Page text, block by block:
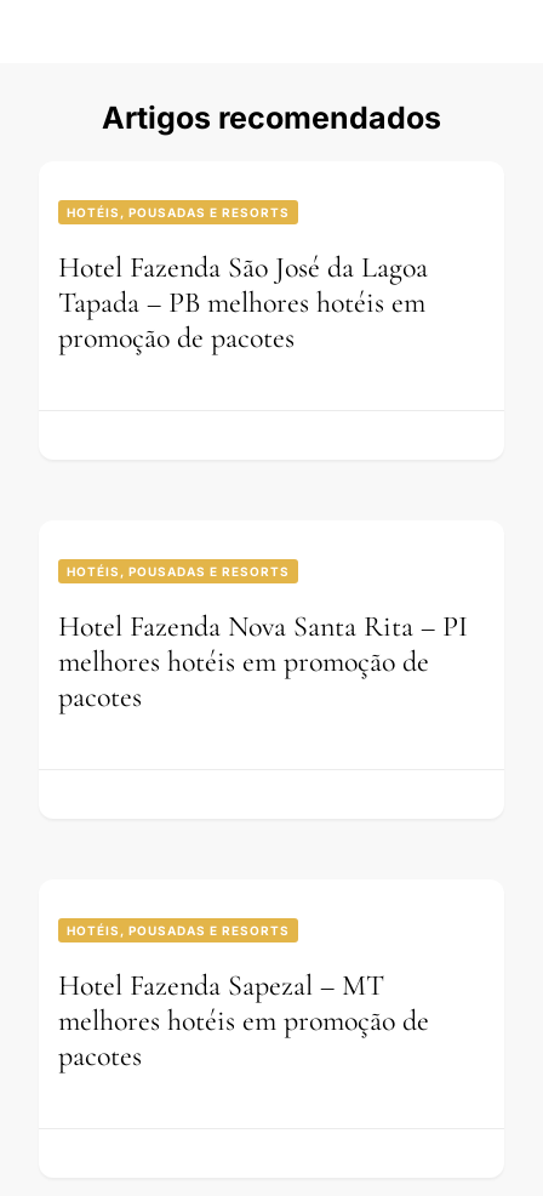
Artigos recomendados
HOTÉIS, POUSADAS E RESORTS
Hotel Fazenda São José da Lagoa
Tapada – PB melhores hotéis em
promoção de pacotes
HOTÉIS, POUSADAS E RESORTS
Hotel Fazenda Nova Santa Rita – PI
melhores hotéis em promoção de
pacotes
HOTÉIS, POUSADAS E RESORTS
Hotel Fazenda Sapezal – MT
melhores hotéis em promoção de
pacotes